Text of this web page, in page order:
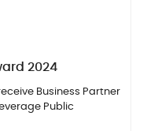
2024
Business Partner
Public